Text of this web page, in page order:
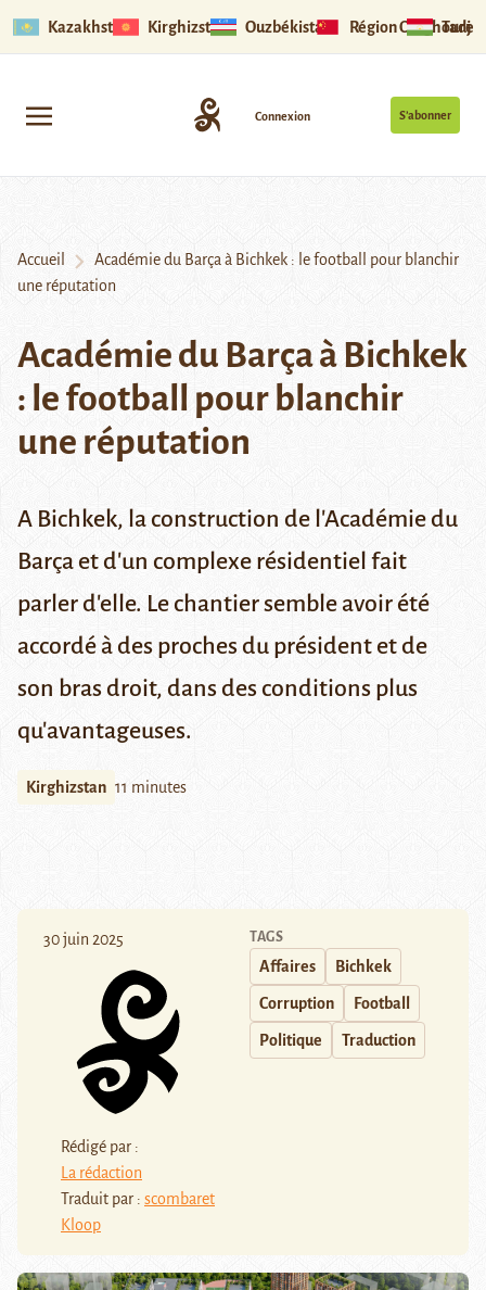
Kazakhstan Kirghizstan Ouzbékistan Région Ouïghoure
S’abonner
Connexion
Accueil
Académie du Barça à Bichkek : le football pour blanchir
une réputation
Académie du Barça à Bichkek
: le football pour blanchir
une réputation
A Bichkek, la construction de l'Académie du
Barça et d'un complexe résidentiel fait
parler d'elle. Le chantier semble avoir été
accordé à des proches du président et de
son bras droit, dans des conditions plus
qu'avantageuses.
Kirghizstan 11 minutes
30 juin 2025
Rédigé par :
La rédaction
Traduit par : scombaret
Kloop
TAGS
Affaires Bichkek
Corruption Football
Politique Traduction